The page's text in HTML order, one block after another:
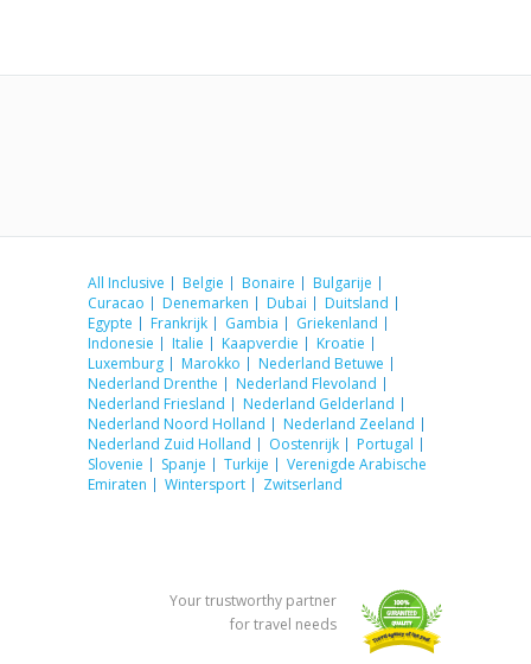
All Inclusive Belgie Bonaire
Bulgarije
Curacao
Denemarken Dubai
Duitsland
Egypte
Frankrijk Gambia
Griekenland
Indonesie
Italie Kaapverdie
Kroatie
Luxemburg
Marokko
Nederland Betuwe
Nederland Drenthe
Nederland Flevoland
Nederland Friesland
Nederland Gelderland
Nederland Noord Holland
Nederland Zeeland
Nederland Zuid Holland
Oostenrijk
Portugal
Slovenie
Spanje Turkije
Verenigde Arabische
Emiraten
Wintersport Zwitserland
Your trustworthy partner
for travel needs